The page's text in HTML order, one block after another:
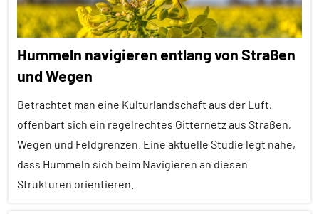
Tiergruppen
Emotionen
Empfohlene
Artikel
Forschung
aktuell
Insekten
Hummeln navigieren entlang von Straßen
und Wegen
Betrachtet man eine Kulturlandschaft aus der Luft,
offenbart sich ein regelrechtes Gitternetz aus Straßen,
Wegen und Feldgrenzen. Eine aktuelle Studie legt nahe,
dass Hummeln sich beim Navigieren an diesen
Strukturen orientieren.